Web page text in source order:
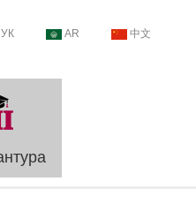
УК AR 中文